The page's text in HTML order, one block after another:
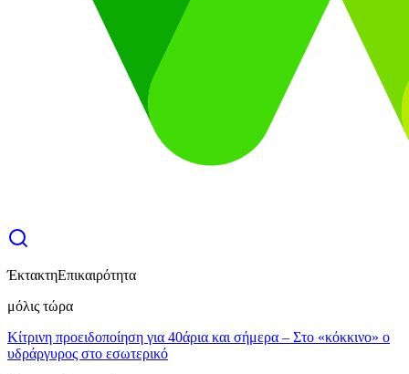
ΈκτακτηΕπικαιρότητα
μόλις τώρα
Κίτρινη προειδοποίηση για 40άρια και σήμερα – Στο «κόκκινο» ο
υδράργυρος στο εσωτερικό